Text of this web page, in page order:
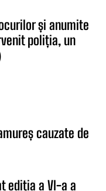
și anumite
poliția, un
cauzate de
ediția a VI-a a